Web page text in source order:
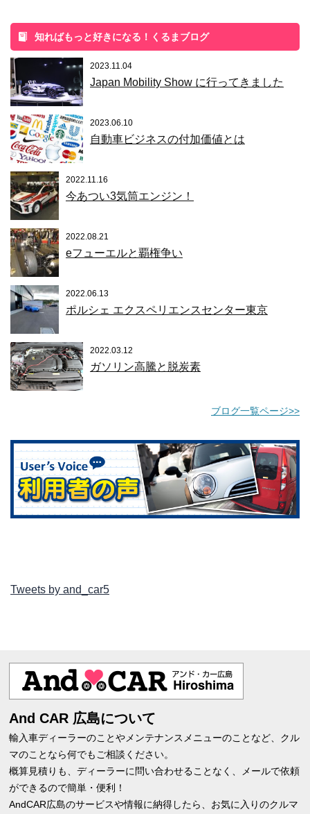
知ればもっと好きになる！くるまブログ
2023.11.04
Japan Mobility Show に行ってきました
2023.06.10
自動車ビジネスの付加価値とは
2022.11.16
今あつい3気筒エンジン！
2022.08.21
eフューエルと覇権争い
2022.06.13
ポルシェ エクスペリエンスセンター東京
2022.03.12
ガソリン高騰と脱炭素
ブログ一覧ページ>>
Tweets by and_car5
And CAR 広島について
輸入車ディーラーのことやメンテナンスメニューのことなど、クル
マのことなら何でもご相談ください。
概算見積りも、ディーラーに問い合わせることなく、メールで依頼
ができるので簡単・便利！
AndCAR広島のサービスや情報に納得したら、お気に入りのクルマ